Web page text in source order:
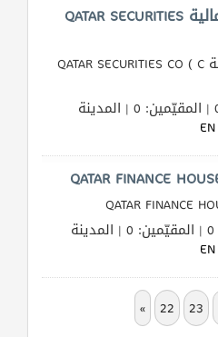
شركة قطر للأوراق المالية QATAR SECURITIES
شركة قطر للأوراق المالية QATAR SECURITIES CO ( C
22 23
»